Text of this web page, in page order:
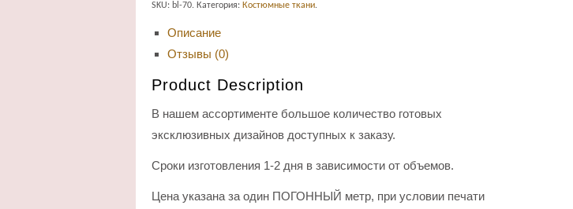
SKU: bl-70. Категория: Костюмные ткани.
Описание
Отзывы (0)
Product Description
В нашем ассортименте большое количество готовых
эксклюзивных дизайнов доступных к заказу.
Сроки изготовления 1-2 дня в зависимости от объемов.
Цена указана за один ПОГОННЫЙ метр, при условии печати